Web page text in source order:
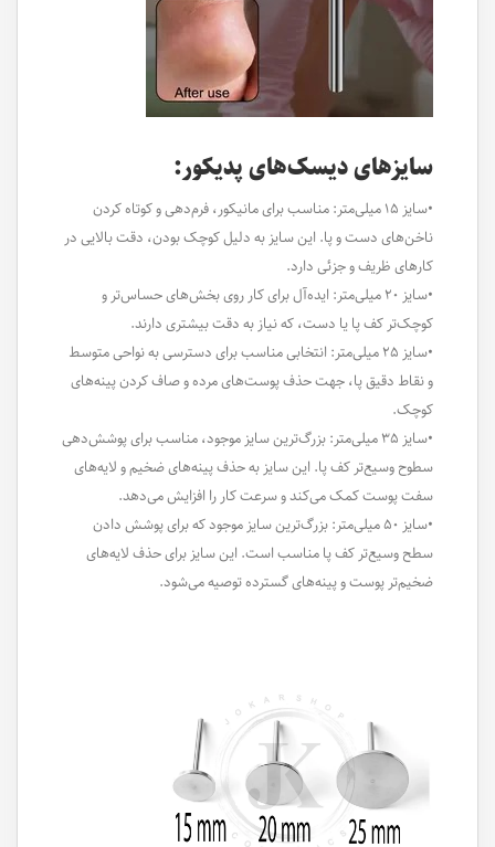
سایزهای دیسک‌های پدیکور:
•سایز ۱۵ میلی‌متر: مناسب برای مانیکور، فرم‌دهی و کوتاه کردن
ناخن‌های دست و پا. این سایز به دلیل کوچک بودن، دقت بالایی در
کارهای ظریف و جزئی دارد.
•سایز ۲۰ میلی‌متر: ایده‌آل برای کار روی بخش‌های حساس‌تر و
کوچک‌تر کف پا یا دست، که نیاز به دقت بیشتری دارند.
•سایز ۲۵ میلی‌متر: انتخابی مناسب برای دسترسی به نواحی متوسط
و نقاط دقیق پا، جهت حذف پوست‌های مرده و صاف کردن پینه‌های
کوچک.
•سایز ۳۵ میلی‌متر: بزرگ‌ترین سایز موجود، مناسب برای پوشش‌دهی
سطوح وسیع‌تر کف پا. این سایز به حذف پینه‌های ضخیم و لایه‌های
سفت پوست کمک می‌کند و سرعت کار را افزایش می‌دهد.
•سایز ۵۰ میلی‌متر: بزرگ‌ترین سایز موجود که برای پوشش دادن
سطح وسیع‌تر کف پا مناسب است. این سایز برای حذف لایه‌های
ضخیم‌تر پوست و پینه‌های گسترده توصیه می‌شود.